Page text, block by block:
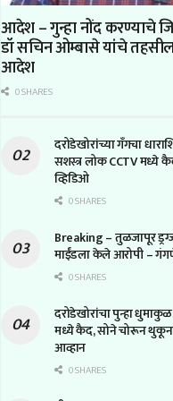
आदेश – गुन्हा नोंद करण्याचे
डॉ सचिन ओम्बासे यांचे
आदेश
0 SHARES
दरोडेखोरांच्या गँगचा
सशस्त्र लोक CCTV मध्ये
व्हिडिओ
0 SHARES
Breaking – तुळजापूर
माईंडला केले आरोपी –
0 SHARES
दरोडेखोरांचा पुन्हा
मध्ये कैद, सोने चोरून थुकून
आव्हान
0 SHARES